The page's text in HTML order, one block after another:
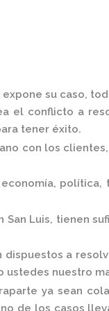
su caso,
el conflicto a
tener éxito.
con los
política,
San Luis, tienen
dispuestos a
ustedes nuestro
ya sean
de los casos